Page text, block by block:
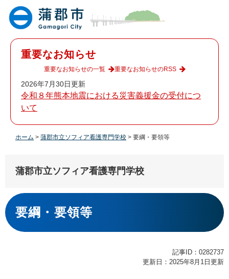
重要なお知らせ
2026年7月30日更新
令和８年熊本地震における災害義援金の受付につ
いて
重要なお知らせの一覧 重要なお知らせのRSS
ホーム > 蒲郡市立ソフィア看護専門学校 > 要綱・要領等
蒲郡市立ソフィア看護専門学校
本
文
要綱・要領等
記事ID：0282737
更新日：2025年8月1日更新